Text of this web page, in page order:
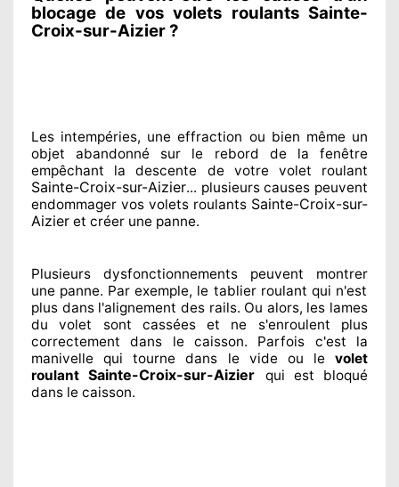
blocage de vos volets roulants Sainte-
Croix-sur-Aizier ?
Les intempéries, une effraction ou bien même un
objet abandonné sur le rebord de la fenêtre
empêchant la descente de votre volet roulant
Sainte-Croix-sur-Aizier... plusieurscauses peuvent
endommager vos volets roulants Sainte-Croix-sur-
Aizier et créer une panne.
Plusieurs dysfonctionnements peuvent montrer
une panne. Par exemple, le tablier roulant qui n'est
plus dans l'alignement des rails. Ou alors, les lames
du volet sont casséeset ne s'enroulent plus
correctement dans le caisson. Parfois c'est la
manivelle qui tourne dans le vide ou le volet
roulantSainte-Croix-sur-Aizier
qui est bloqué
dans le caisson.